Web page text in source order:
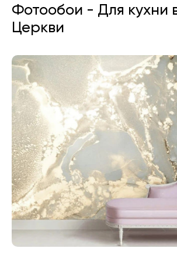
Фотообои - Для кухни
Церкви